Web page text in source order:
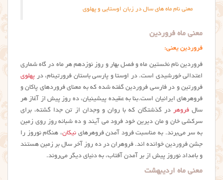
معنی نام ماه های سال در زبان اوستایی و پهلوی
معنی ماه فروردین
فروردین یعنی:
فروردین نام نخستین ماه و فصل بهار و روز نوزدهم هر ماه در گاه شماری
اعتدالی خورشیدی است. در اوستا و پارسی باستان فرورتینام، در پهلوی
فرورتین و در فارسی فروردین گفته شده که به معنای فروردهای پاکان و
فروهرهای ایرانیان است.بنا به عقیده پیشینیان، ده روز پیش از آغاز هر
سالفروهر در گذشتگان که با روان و وجدان از تن جدا گشته، برای
سرکشی خان و مان دیرین خود فرود می آیند و ده شبانه روز روی زمین
به سر می‌برند. به مناسبت فرود آمدن فروهرهاینیکان، هنگام نوروز را
جشن فروردین خوانده اند. فروهران در ده روز آخر سال بر زمین هستند
و بامداد نوروز پیش از بر آمدن آفتاب، به دنیای دیگر می‌روند.
معنی ماه اردیبهشت